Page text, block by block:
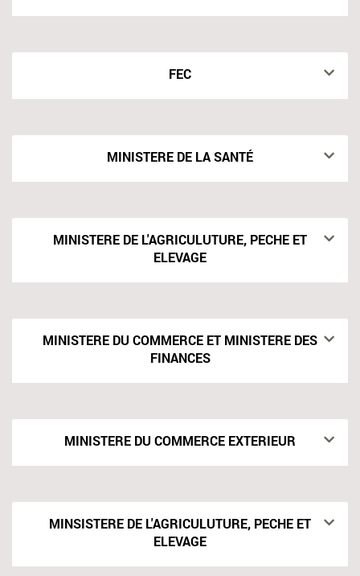
FEC
MINISTERE DE LA SANTÉ
MINISTERE DE L'AGRICULUTURE, PECHE ET
ELEVAGE
MINISTERE DU COMMERCE ET MINISTERE DES
FINANCES
MINISTERE DU COMMERCE EXTERIEUR
MINSISTERE DE L'AGRICULUTURE, PECHE ET
ELEVAGE